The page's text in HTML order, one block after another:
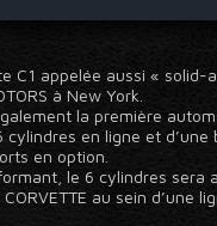
C1 appelée aussi «
à New York.
la première
cylindres en ligne et
en option.
le 6 cylindres sera
au sein